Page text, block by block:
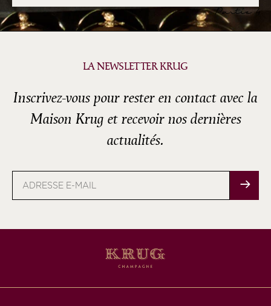
Partie 4
LA NEWSLETTER KRUG
Inscrivez-vous pour rester en contact avec la
Maison Krug et recevoir nos dernières
actualités.